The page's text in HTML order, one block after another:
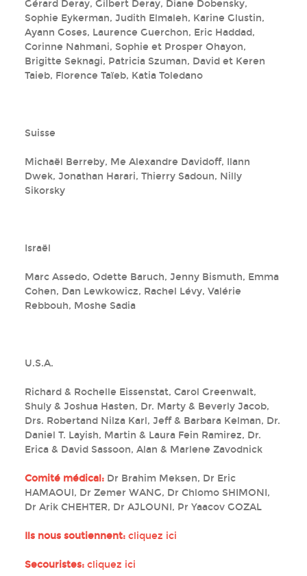
Gérard Deray, Gilbert Deray, Diane Dobensky,
Sophie Eykerman, Judith Elmaleh, Karine Glustin,
Ayann Goses, Laurence Guerchon, Eric Haddad,
Corinne Nahmani, Sophie et Prosper Ohayon,
Brigitte Seknagi, Patricia Szuman, David et Keren
Taieb, Florence Taïeb, Katia Toledano
Suisse
Michaël Berreby, Me Alexandre Davidoff, Ilann
Dwek, Jonathan Harari, Thierry Sadoun, Nilly
Sikorsky
Israël
Marc Assedo, Odette Baruch, Jenny Bismuth, Emma
Cohen, Dan Lewkowicz, Rachel Lévy, Valérie
Rebbouh, Moshe Sadia
U.S.A.
Richard & Rochelle Eissenstat, Carol Greenwalt,
Shuly & Joshua Hasten, Dr. Marty & Beverly Jacob,
Drs. Robertand Nilza Karl, Jeff & Barbara Kelman, Dr.
Daniel T. Layish, Martin & Laura Fein Ramirez, Dr.
Erica & David Sassoon, Alan & Marlene Zavodnick
Comité médical: Dr Brahim Meksen, Dr Eric
HAMAOUI, Dr Zemer WANG, Dr Chlomo SHIMONI,
Dr Arik CHEHTER, Dr AJLOUNI, Pr Yaacov GOZAL
Ils nous soutiennent: cliquez ici
Secouristes: cliquez ici